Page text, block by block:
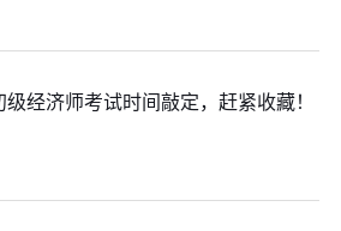
经济师考试时间敲定，赶紧收藏！